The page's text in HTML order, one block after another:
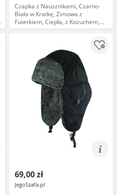
Czapka z Nausznikami, Czarno-
Biała w Kratkę, Zimowa z
Futerkiem, Ciepła, z Kożuchem,
Męska -JAREK
69,00 zł
JegoSzafa.pl